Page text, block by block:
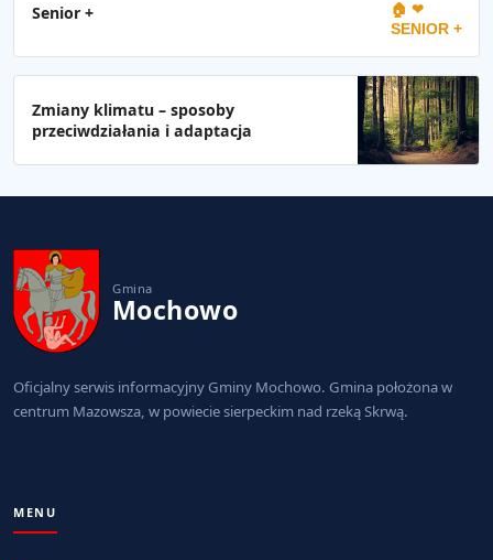
Senior + 🏠 ❤
SENIOR +
Zmiany klimatu – sposoby
przeciwdziałania i adaptacja
Gmina
Mochowo
Oficjalny serwis informacyjny Gminy Mochowo. Gmina położona w
centrum Mazowsza, w powiecie sierpeckim nad rzeką Skrwą.
MENU